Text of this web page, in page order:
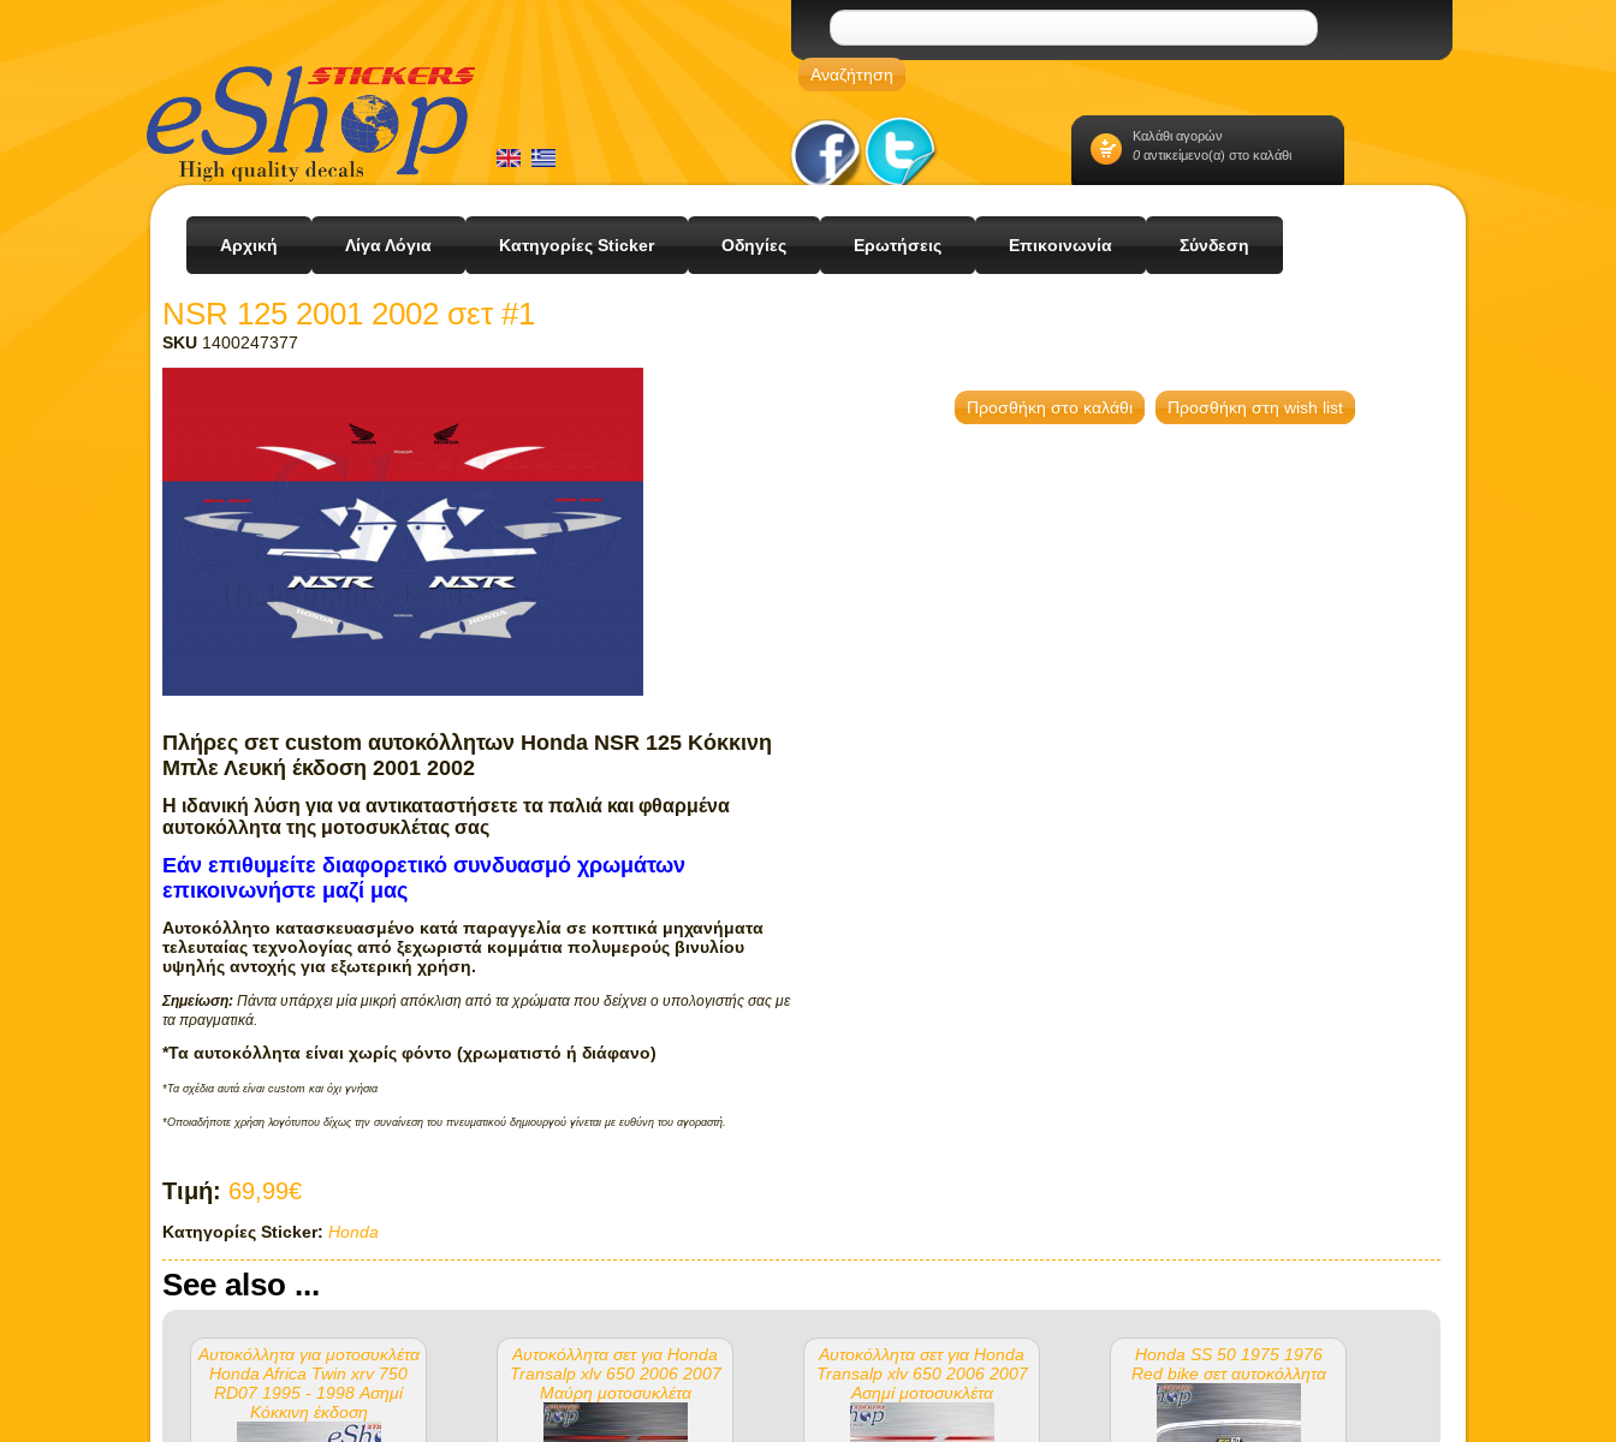
Καλάθι αγορών
0 αντικείμενο(α) στο καλάθι
Αρχική Λίγα Λόγια Κατηγορίες Sticker Οδηγίες Ερωτήσεις Επικοινωνία Σύνδεση
NSR 125 2001 2002 σετ #1
SKU 1400247377
Πλήρες σετ custom αυτοκόλλητων Honda NSR 125 Κόκκινη
Μπλε Λευκή έκδοση 2001 2002
Η ιδανική λύση για να αντικαταστήσετε τα παλιά και φθαρμένα
αυτοκόλλητα της μοτοσυκλέτας σας
Εάν επιθυμείτε διαφορετικό συνδυασμό χρωμάτων
επικοινωνήστε μαζί μας
Αυτοκόλλητο κατασκευασμένο κατά παραγγελία σε κοπτικά μηχανήματα
τελευταίας τεχνολογίας από ξεχωριστά κομμάτια πολυμερούς βινυλίου
υψηλής αντοχής για εξωτερική χρήση.
Σημείωση: Πάντα υπάρχει μία μικρή απόκλιση από τα χρώματα που δείχνει ο υπολογιστής σας με
τα πραγματικά.
*Τα αυτοκόλλητα είναι χωρίς φόντο (χρωματιστό ή διάφανο)
*Τα σχέδια αυτά είναι custom και όχι γνήσια
*Οποιαδήποτε χρήση λογότυπου δίχως την συναίνεση του πνευματικού δημιουργού γίνεται με ευθύνη του αγοραστή.
Τιμή: 69,99€
Κατηγορίες Sticker: Honda
See also ...
Αυτοκόλλητα για μοτοσυκλέτα
Honda Africa Twin xrv 750
RD07 1995 - 1998 Ασημί
Κόκκινη έκδοση
Αυτοκόλλητα σετ για Honda
Transalp xlv 650 2006 2007
Μαύρη μοτοσυκλέτα
Αυτοκόλλητα σετ για Honda
Transalp xlv 650 2006 2007
Ασημί μοτοσυκλέτα
Honda SS 50 1975 1976
Red bike σετ αυτοκόλλητα